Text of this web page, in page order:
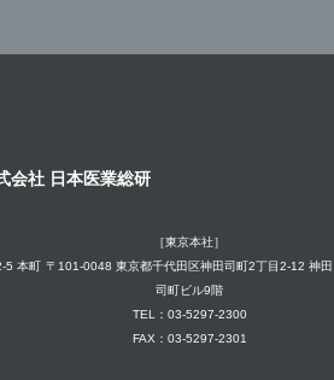
会社 日本医業総研
5 本町
［東京本社］
〒101-0048 東京都千代田区神田司町2丁目2-12 神田
司町ビル9階
TEL：03-5297-2300
FAX：03-5297-2301